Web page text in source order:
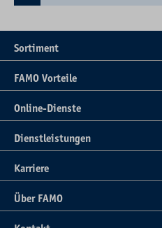
Sortiment
FAMO Vorteile
Online-Dienste
Dienstleistungen
Karriere
Über FAMO